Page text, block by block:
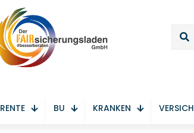
RENTE BU KRANKEN